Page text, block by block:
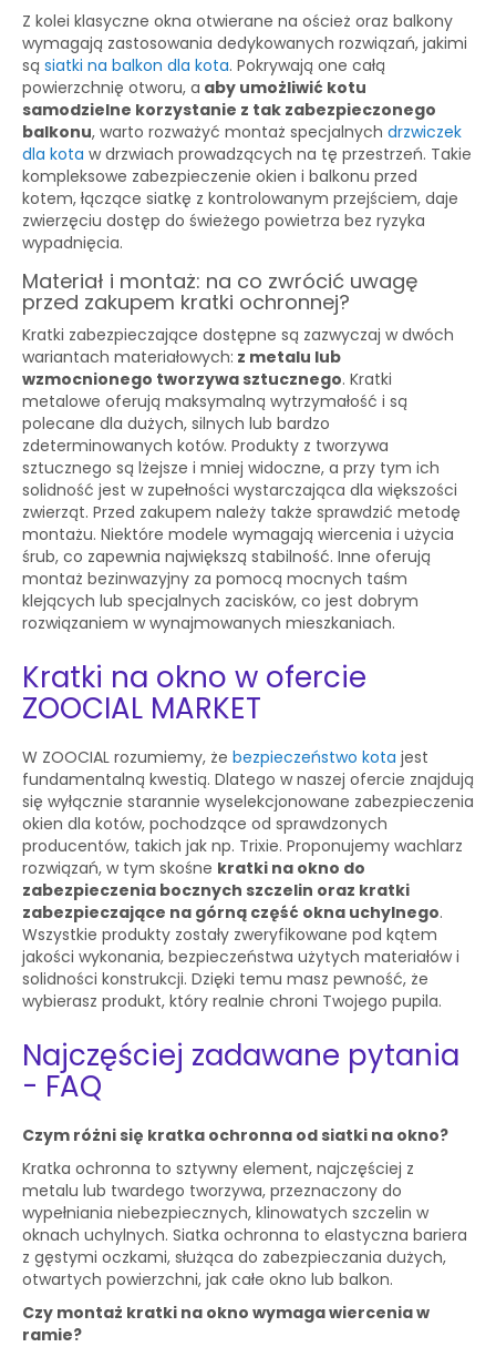
Z kolei klasyczne okna otwierane na oścież oraz balkony
wymagają zastosowania dedykowanych rozwiązań, jakimi
są siatki na balkon dla kota. Pokrywają one całą
powierzchnię otworu, a aby umożliwić kotu
samodzielne korzystanie z tak zabezpieczonego
balkonu, warto rozważyć montaż specjalnych drzwiczek
dla kota w drzwiach prowadzących na tę przestrzeń. Takie
kompleksowe zabezpieczenie okien i balkonu przed
kotem, łączące siatkę z kontrolowanym przejściem, daje
zwierzęciu dostęp do świeżego powietrza bez ryzyka
wypadnięcia.
Materiał i montaż: na co zwrócić uwagę
przed zakupem kratki ochronnej?
Kratki zabezpieczające dostępne są zazwyczaj w dwóch
wariantach materiałowych: z metalu lub
wzmocnionego tworzywa sztucznego. Kratki
metalowe oferują maksymalną wytrzymałość i są
polecane dla dużych, silnych lub bardzo
zdeterminowanych kotów. Produkty z tworzywa
sztucznego są lżejsze i mniej widoczne, a przy tym ich
solidność jest w zupełności wystarczająca dla większości
zwierząt. Przed zakupem należy także sprawdzić metodę
montażu. Niektóre modele wymagają wiercenia i użycia
śrub, co zapewnia największą stabilność. Inne oferują
montaż bezinwazyjny za pomocą mocnych taśm
klejących lub specjalnych zacisków, co jest dobrym
rozwiązaniem w wynajmowanych mieszkaniach.
Kratki na okno w ofercie
ZOOCIAL MARKET
W ZOOCIAL rozumiemy, że bezpieczeństwo kota jest
fundamentalną kwestią. Dlatego w naszej ofercie znajdują
się wyłącznie starannie wyselekcjonowane zabezpieczenia
okien dla kotów, pochodzące od sprawdzonych
producentów, takich jak np. Trixie. Proponujemy wachlarz
rozwiązań, w tym skośne kratki na okno do
zabezpieczenia bocznych szczelin oraz kratki
zabezpieczające na górną część okna uchylnego.
Wszystkie produkty zostały zweryfikowane pod kątem
jakości wykonania, bezpieczeństwa użytych materiałów i
solidności konstrukcji. Dzięki temu masz pewność, że
wybierasz produkt, który realnie chroni Twojego pupila.
Najczęściej zadawane pytania
- FAQ
Czym różni się kratka ochronna od siatki na okno?
Kratka ochronna to sztywny element, najczęściej z
metalu lub twardego tworzywa, przeznaczony do
wypełniania niebezpiecznych, klinowatych szczelin w
oknach uchylnych. Siatka ochronna to elastyczna bariera
z gęstymi oczkami, służąca do zabezpieczania dużych,
otwartych powierzchni, jak całe okno lub balkon.
Czy montaż kratki na okno wymaga wiercenia w
ramie?